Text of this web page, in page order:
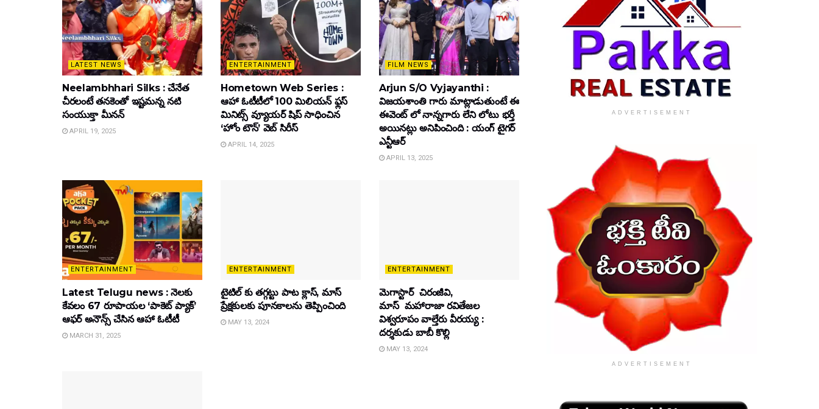
LATEST NEWS
Neelambhhari Silks : చేనేత
చీరలంటే తనకెంతో ఇష్టమన్న నటి
సంయుక్తా మీనన్‌
APRIL 19, 2025
ENTERTAINMENT
Hometown Web Series :
ఆహా ఓటీటీలో 100 మిలియన్ ఫ్లస్
మినిట్స్ వ్యూయర్ షిప్ సాధించిన
‘హోం టౌన్’ వెబ్ సిరీస్
APRIL 14, 2025
FILM NEWS
Arjun S/O Vyjayanthi :
విజయశాంతి గారు మాట్లాడుతుంటే ఈ
ఈవెంట్ లో నాన్నగారు లేని లోటు భర్తీ
అయినట్లు అనిపించింది : యంగ్ టైగర్
ఎన్టీఆర్
APRIL 13, 2025
ENTERTAINMENT
Latest Telugu news : నెలకు
కేవలం 67 రూపాయల ‘పాకెట్ ప్యాక్’
ఆఫర్ అనౌన్స్ చేసిన ఆహా ఓటీటీ
MARCH 31, 2025
ENTERTAINMENT
టైటిల్‌ కు తగ్గట్టు పాట క్లాస్, మాస్
ప్రేక్షకులకు పూనకాలను తెప్పించింది
MAY 13, 2024
ENTERTAINMENT
మెగాస్టార్ చిరంజీవి,
మాస్ మహారాజా రవితేజల
విశ్వరూపం వాల్తేరు వీరయ్య :
దర్శకుడు బాబీ కొల్లి
MAY 13, 2024
ADVERTISEMENT
ADVERTISEMENT